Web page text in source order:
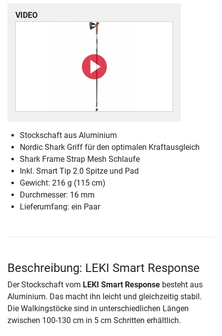
VIDEO
Stockschaft aus Aluminium
Nordic Shark Griff für den optimalen Kraftausgleich
Shark Frame Strap Mesh Schlaufe
Inkl. Smart Tip 2.0 Spitze und Pad
Gewicht: 216 g (115 cm)
Durchmesser: 16 mm
Lieferumfang: ein Paar
Beschreibung: LEKI Smart Response
Der Stockschaft vom LEKI Smart Response besteht aus
Aluminium. Das macht ihn leicht und gleichzeitig stabil.
Die Walkingstöcke sind in unterschiedlichen Längen
zwischen 100-130 cm in 5 cm Schritten erhältlich.